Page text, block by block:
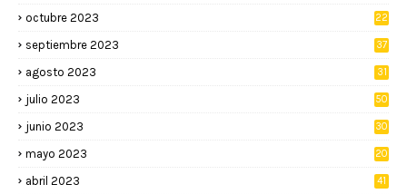
octubre 2023 22
septiembre 2023 37
agosto 2023 31
julio 2023 50
junio 2023 30
mayo 2023 20
abril 2023 41